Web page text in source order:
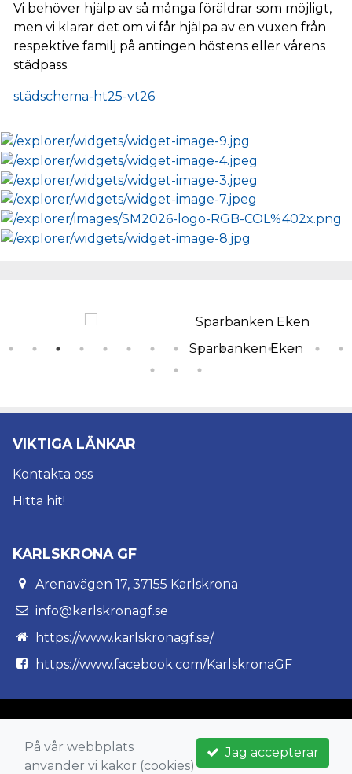
Vi behöver hjälp av så många föräldrar som möjligt,
men vi klarar det om vi får hjälpa av en vuxen från
respektive familj på antingen höstens eller vårens
städpass.
städschema-ht25-vt26
Sparbanken Eken
VIKTIGA LÄNKAR
Kontakta oss
Hitta hit!
KARLSKRONA GF
Arenavägen 17, 37155 Karlskrona
info@karlskronagf.se
https://www.karlskronagf.se/
https://www.facebook.com/KarlskronaGF
Jag accepterar
På vår webbplats
använder vi kakor (cookies)